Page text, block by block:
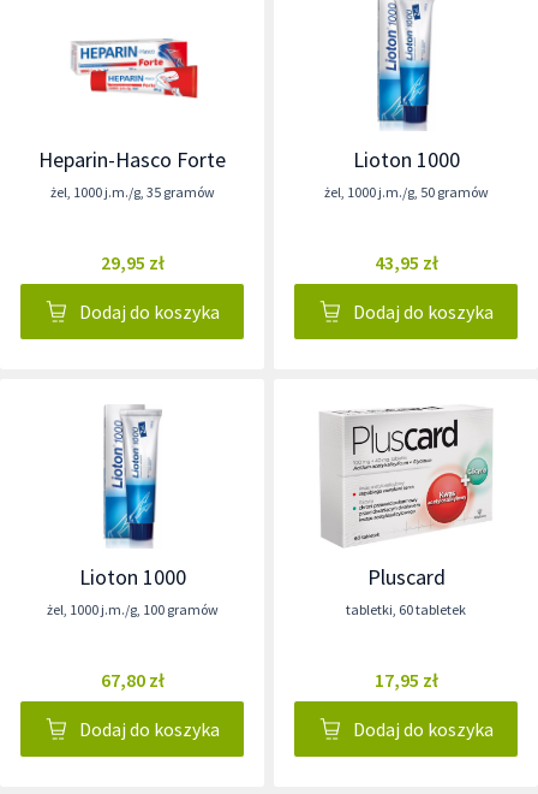
Heparin-Hasco Forte
żel, 1000 j.m./g, 35 gramów
29,95 zł
Dodaj do koszyka
Lioton 1000
żel, 1000 j.m./g, 50 gramów
43,95 zł
Dodaj do koszyka
Lioton 1000
żel, 1000 j.m./g, 100 gramów
67,80 zł
Dodaj do koszyka
Pluscard
tabletki, 60 tabletek
17,95 zł
Dodaj do koszyka